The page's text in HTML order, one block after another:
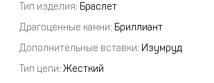
Тип изделия: Браслет
Драгоценные камни: Бриллиант
Дополнительные вставки: Изумруд
Тип цепи: Жесткий